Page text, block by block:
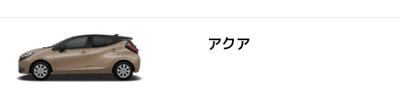
アクア